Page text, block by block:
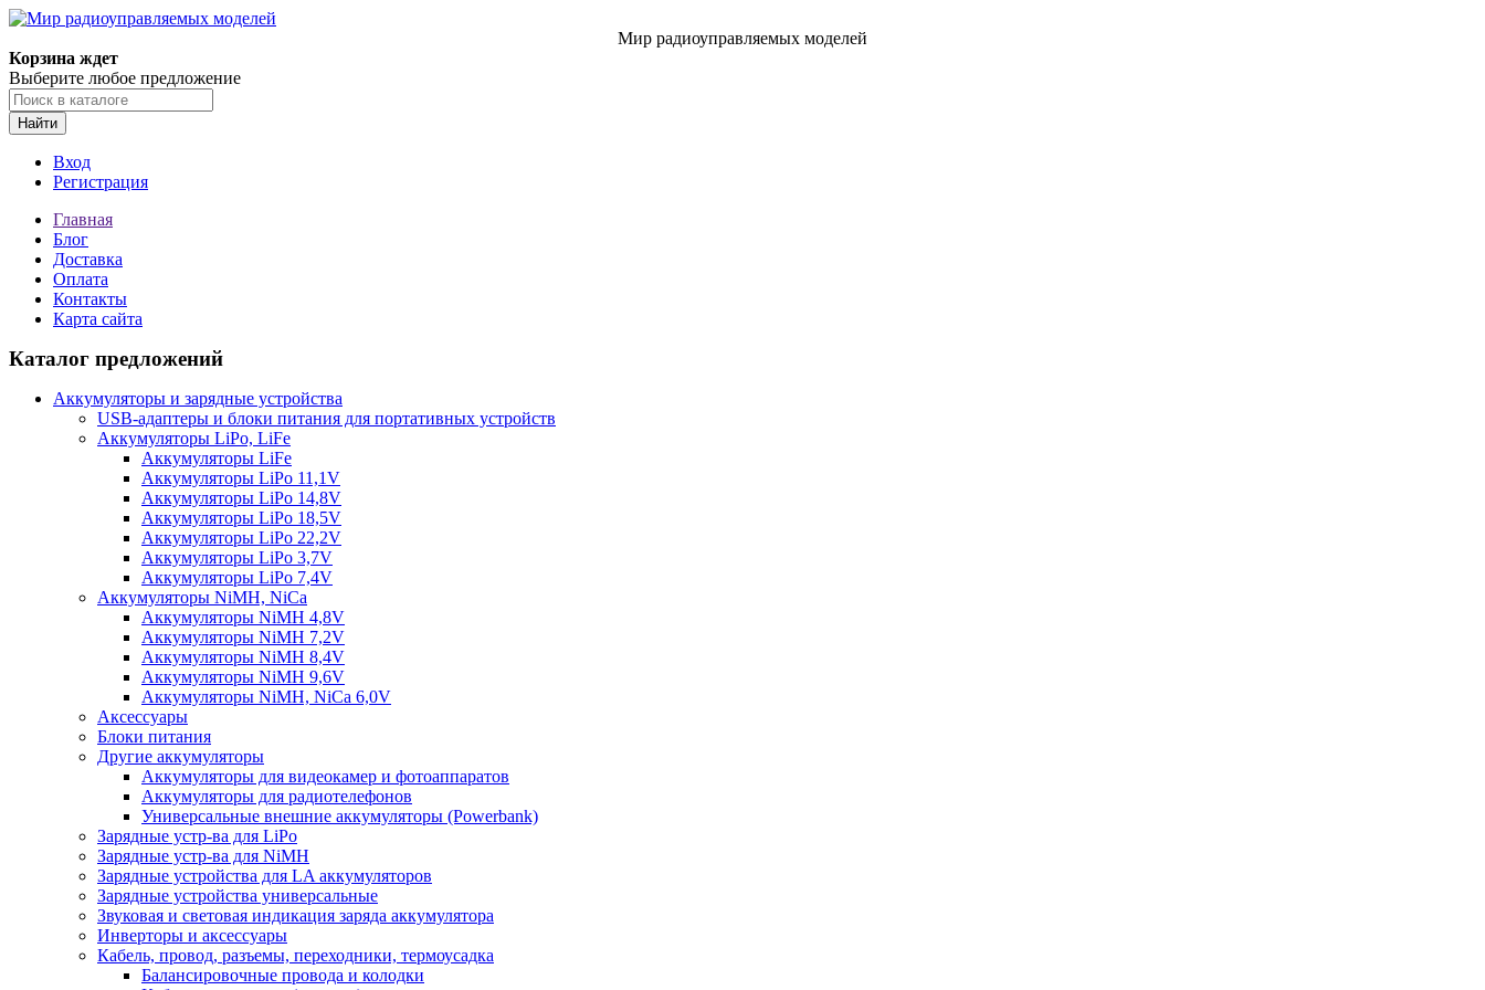
Мир радиоуправляемых моделей
Корзина ждет
Выберите любое предложение
Найти
Вход
Регистрация
Главная
Блог
Доставка
Оплата
Контакты
Карта сайта
Каталог предложений
Аккумуляторы и зарядные устройства
USB-адаптеры и блоки питания для портативных устройств
Аккумуляторы LiPo, LiFe
Аккумуляторы LiFe
Аккумуляторы LiPo 11,1V
Аккумуляторы LiPo 14,8V
Аккумуляторы LiPo 18,5V
Аккумуляторы LiPo 22,2V
Аккумуляторы LiPo 3,7V
Аккумуляторы LiPo 7,4V
Аккумуляторы NiMH, NiCa
Аккумуляторы NiMH 4,8V
Аккумуляторы NiMH 7,2V
Аккумуляторы NiMH 8,4V
Аккумуляторы NiMH 9,6V
Аккумуляторы NiMH, NiCa 6,0V
Аксессуары
Блоки питания
Другие аккумуляторы
Аккумуляторы для видеокамер и фотоаппаратов
Аккумуляторы для радиотелефонов
Универсальные внешние аккумуляторы (Powerbank)
Зарядные устр-ва для LiPo
Зарядные устр-ва для NiMH
Зарядные устройства для LA аккумуляторов
Зарядные устройства универсальные
Звуковая и световая индикация заряда аккумулятора
Инверторы и аксессуары
Кабель, провод, разъемы, переходники, термоусадка
Балансировочные провода и колодки